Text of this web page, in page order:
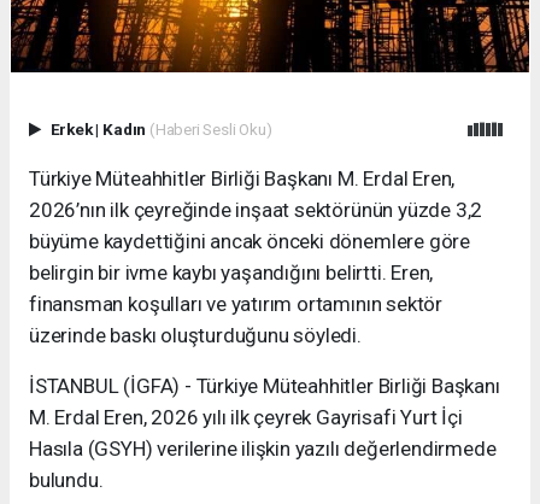
Erkek| Kadın (Haberi Sesli Oku)
Türkiye Müteahhitler Birliği Başkanı M. Erdal Eren,
2026’nın ilk çeyreğinde inşaat sektörünün yüzde 3,2
büyüme kaydettiğini ancak önceki dönemlere göre
belirgin bir ivme kaybı yaşandığını belirtti. Eren,
finansman koşulları ve yatırım ortamının sektör
üzerinde baskı oluşturduğunu söyledi.
İSTANBUL (İGFA) - Türkiye Müteahhitler Birliği Başkanı
M. Erdal Eren, 2026 yılı ilk çeyrek Gayrisafi Yurt İçi
Hasıla (GSYH) verilerine ilişkin yazılı değerlendirmede
bulundu.